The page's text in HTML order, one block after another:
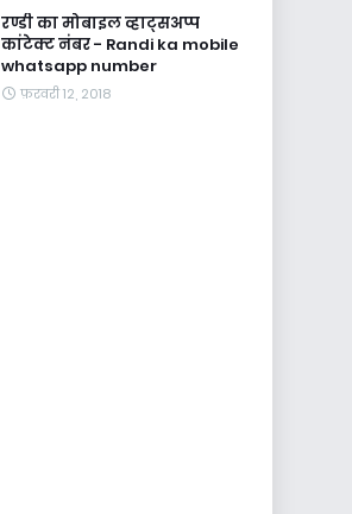
रण्डी का मोबाइल व्हाट्सअप्प
कांटेक्ट नंबर - Randi ka mobile
whatsapp number
फ़रवरी 12, 2018